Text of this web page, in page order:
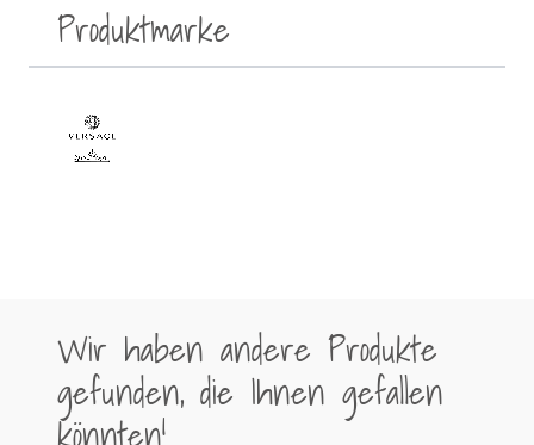
Produktmarke
Wir haben andere Produkte
gefunden, die Ihnen gefallen